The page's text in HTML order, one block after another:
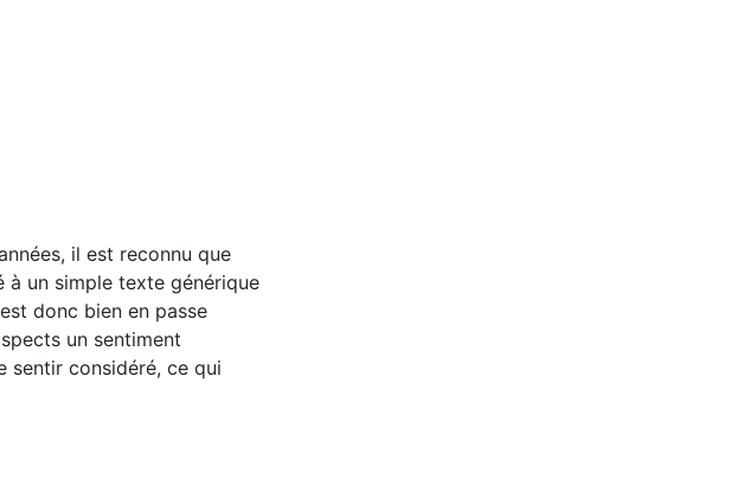
il est reconnu que
à un simple texte générique
donc bien en passe
un sentiment
sentir considéré, ce qui